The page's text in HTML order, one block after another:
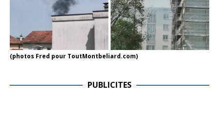
(photos Fred pour ToutMontbeliard.com)
PUBLICITES